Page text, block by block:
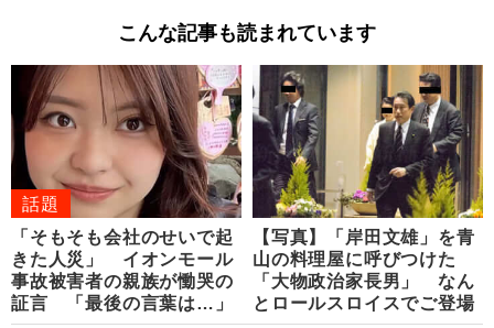
こんな記事も読まれています
話題
「そもそも会社のせいで起
きた人災」 イオンモール
事故被害者の親族が慟哭の
証言 「最後の言葉は…」
【写真】「岸田文雄」を青
山の料理屋に呼びつけた
「大物政治家長男」 なん
とロールスロイスでご登場